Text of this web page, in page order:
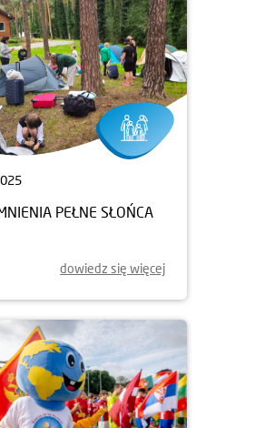
PEŁNE SŁOŃCA
dowiedz się więcej